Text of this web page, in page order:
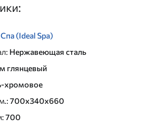
(Ideal Spa)
: Нержавеющая сталь
глянцевый
хромовое
: 700x340x660
: 700